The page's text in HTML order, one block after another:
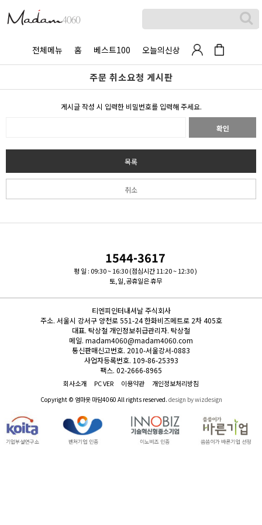
전체메뉴 홈 베스트100 오늘의신상
주문 취소요청 게시판
게시글 작성 시 입력한 비밀번호를 입력해 주세요.
확인
목록
취소
1544-3617
평 일 : 09:30 ~ 16:30 (점심시간 11:20 ~ 12:30 )
토,일,공휴일은 휴무
티엔피인터내셔날 주식회사
주소. 서울시 강서구 양천로 551-24 한화비즈메트로 2차 405호
대표. 탁상철 개인정보취급관리자. 탁상철
메일. madam4060@madam4060.com
통신판매신고번호. 2010-서울강서-0883
사업자등록번호. 109-86-25393
팩스. 02-2666-8965
회사소개 PC VER 이용약관 개인정보처리방침
Copyright © 엄마옷 마담4060 All rights reserved. design by wizdesign